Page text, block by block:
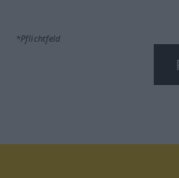
*Pflichtfeld